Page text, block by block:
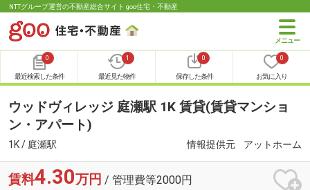
NTTグループ運営の不動産総合サイト goo住宅・不動産
0
最近検索した条件
1
最近見た物件
0
保存した条件
0
お気に入り
ウッドヴィレッジ 庭瀬駅 1K 賃貸(賃貸マンショ
ン・アパート)
1K / 庭瀬駅 情報提供元 アットホーム
賃料4.30万円 / 管理費等2000円